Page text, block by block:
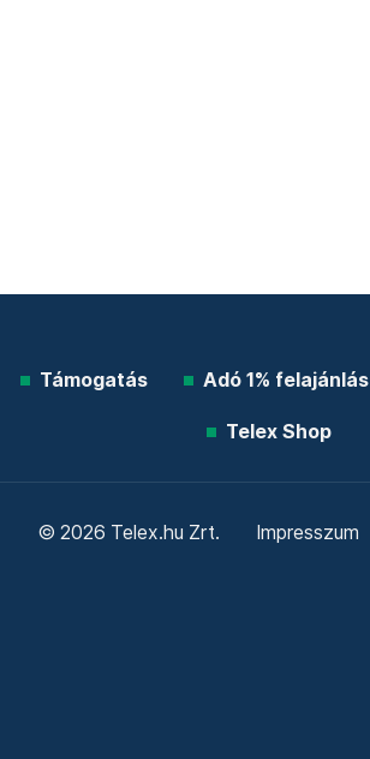
Támogatás Adó 1% felajánlás
Telex Shop
© 2026 Telex.hu Zrt. Impresszum